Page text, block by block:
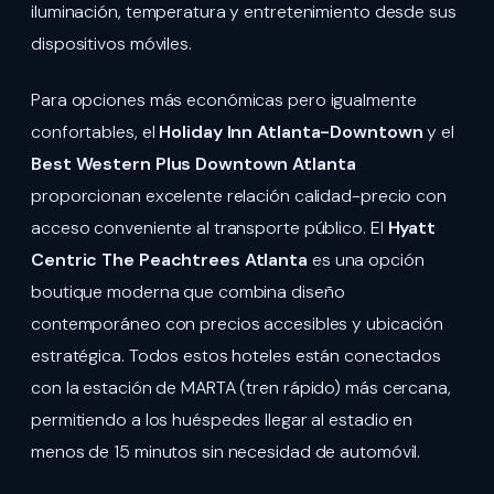
iluminación, temperatura y entretenimiento desde sus
dispositivos móviles.
Para opciones más económicas pero igualmente
confortables, el Holiday Inn Atlanta-Downtowny el
Best Western Plus Downtown Atlanta
proporcionan excelente relación calidad-precio con
acceso conveniente al transporte público. El Hyatt
Centric The Peachtrees Atlanta es una opción
boutique moderna que combina diseño
contemporáneo con precios accesibles y ubicación
estratégica. Todos estos hoteles están conectados
con la estación de MARTA (tren rápido) más cercana,
permitiendo a los huéspedes llegar al estadio en
menos de 15 minutos sin necesidad de automóvil.